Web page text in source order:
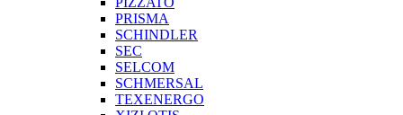
PRISMA
SCHINDLER
SEC
SELCOM
SCHMERSAL
TEXENERGO